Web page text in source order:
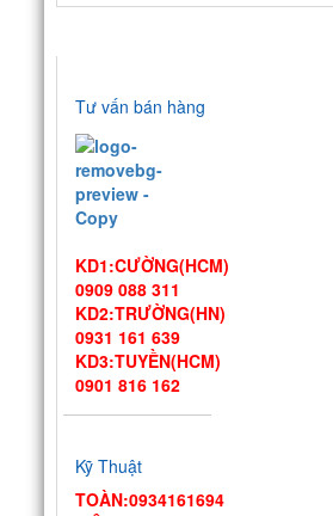
Tư vấn bán hàng
KD1:CƯỜNG(HCM)
0909 088 311
KD2:TRƯỜNG(HN)
0931 161 639
KD3:TUYỀN(HCM)
0901 816 162
Kỹ Thuật
TOÀN:0934161694
Thiết kế bếp
– Gợi ý quy trình & thiết bị
từ chuyên gia DIWACông ty Vĩnh